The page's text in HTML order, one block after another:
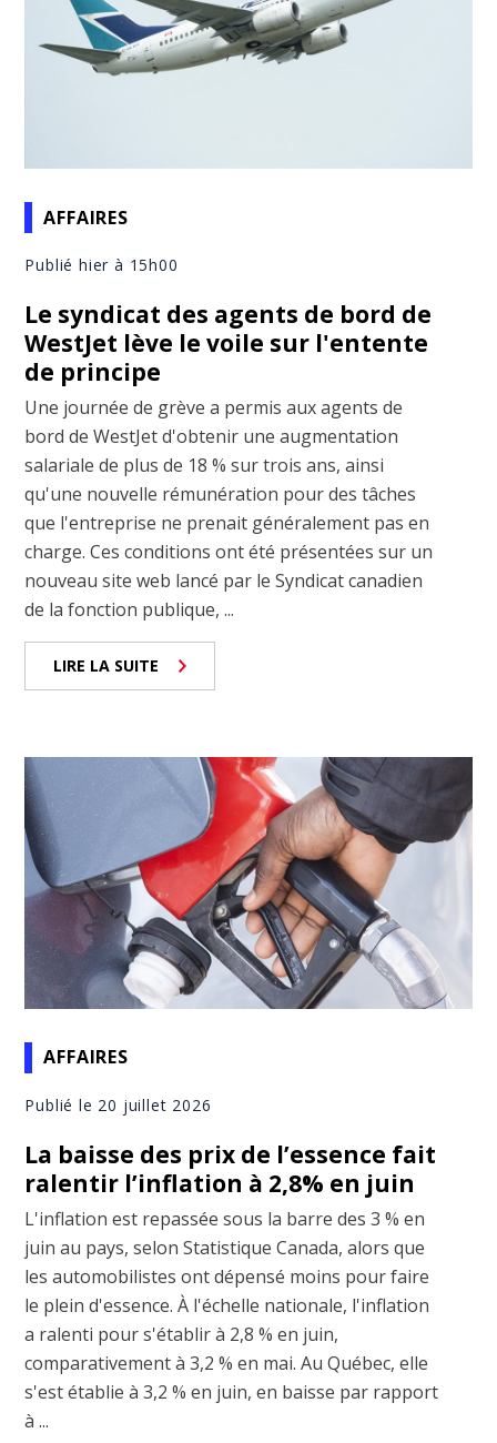
AFFAIRES
Publié hier à 15h00
Le syndicat des agents de bord de
WestJet lève le voile sur l'entente
de principe
Une journée de grève a permis aux agents de
bord de WestJet d'obtenir une augmentation
salariale de plus de 18 % sur trois ans, ainsi
qu'une nouvelle rémunération pour des tâches
que l'entreprise ne prenait généralement pas en
charge. Ces conditions ont été présentées sur un
nouveau site web lancé par le Syndicat canadien
de la fonction publique, ...
LIRE LA SUITE
AFFAIRES
Publié le 20 juillet 2026
La baisse des prix de l’essence fait
ralentir l’inflation à 2,8% en juin
L'inflation est repassée sous la barre des 3 % en
juin au pays, selon Statistique Canada, alors que
les automobilistes ont dépensé moins pour faire
le plein d'essence. À l'échelle nationale, l'inflation
a ralenti pour s'établir à 2,8 % en juin,
comparativement à 3,2 % en mai. Au Québec, elle
s'est établie à 3,2 % en juin, en baisse par rapport
à ...